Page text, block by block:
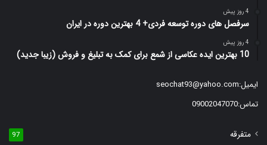
4 روز پیش
سرفصل های دوره توسعه فردی+ 4 بهترین دوره در ایران
4 روز پیش
10 بهترین ایده عکاسی از شمع برای کمک به تبلیغ و فروش (زیبا جدید)
ایمیل:seochat93@yahoo.com
تماس:09002047070
متفرقه 97